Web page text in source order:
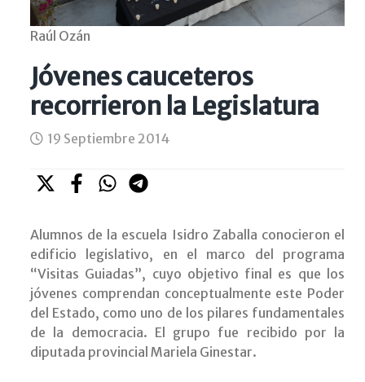
Raúl Ozán
Jóvenes cauceteros
recorrieron la Legislatura
19 Septiembre 2014
Alumnos de la escuela Isidro Zaballa conocieron el
edificio legislativo, en el marco del programa
“Visitas Guiadas”, cuyo objetivo final es que los
jóvenes comprendan conceptualmente este Poder
del Estado, como uno de los pilares fundamentales
de la democracia. El grupo fue recibido por la
diputada provincial Mariela Ginestar.